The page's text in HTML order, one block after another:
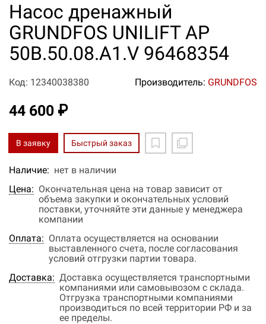
Насос дренажный
GRUNDFOS UNILIFT AP
50B.50.08.A1.V 96468354
Код: 12340038380 Производитель: GRUNDFOS
44 600 ₽
В заявку Быстрый заказ
Наличие: нет в наличии
Цена: Окончательная цена на товар зависит от
объема закупки и окончательных условий
поставки, уточняйте эти данные у менеджера
компании
Оплата: Оплата осуществляется на основании
выставленного счета, после согласования
условий отгрузки партии товара.
Доставка: Доставка осуществляется транспортными
компаниями или самовывозом с склада.
Отгрузка транспортными компаниями
производиться по всей территории РФ и за
ее пределы.